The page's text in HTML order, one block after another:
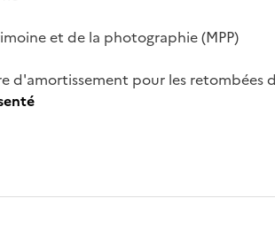
et de la photographie (MPP)
d'amortissement pour les retombées